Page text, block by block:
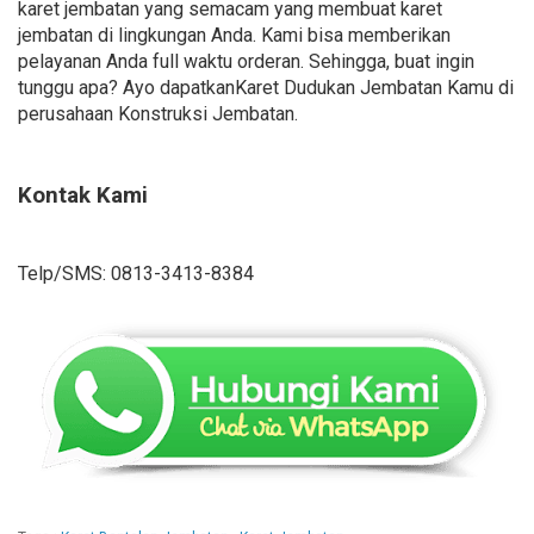
karet jembatan yang semacam yang membuat karet
jembatan di lingkungan Anda. Kami bisa memberikan
pelayanan Anda full waktu orderan. Sehingga, buat ingin
tunggu apa? Ayo dapatkanKaret Dudukan Jembatan Kamu di
perusahaan Konstruksi Jembatan.
Kontak Kami
Telp/SMS: 0813-3413-8384